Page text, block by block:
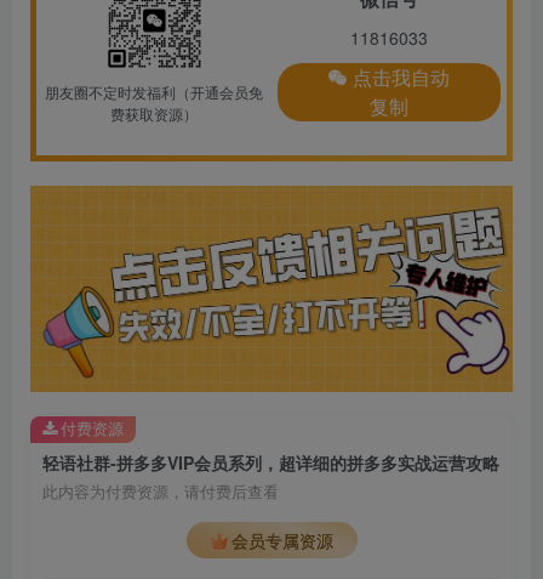
朋友圈不定时发福利（开通会员免
费获取资源）
11816033
点击我自动
复制
轻语社群-拼多多VIP会员系列，超详细的拼多多实战运营攻略
此内容为付费资源，请付费后查看
会员专属资源
付费资源